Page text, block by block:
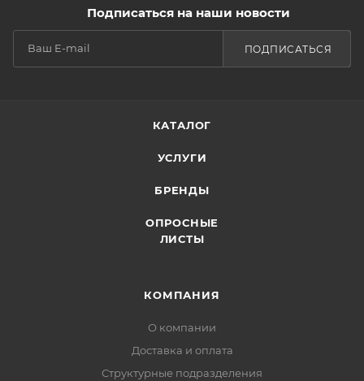
Подписаться на наши новости
ПОДПИСАТЬСЯ
КАТАЛОГ
УСЛУГИ
БРЕНДЫ
ОПРОСНЫЕ
ЛИСТЫ
КОМПАНИЯ
О компании
Доставка и оплата
Структурные подразделения